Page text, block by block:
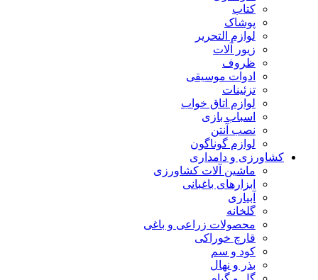
کتاب
پوشاک
لوازم التحریر
زیور آلات
ظروف
ادوات موسیقی
تزئینات
لوازم اتاق خواب
اسباب بازی
نصب آنتن
لوازم گوناگون
کشاورزی و دامداری
ماشین آلات کشاورزی
ابزارهای باغبانی
آبیاری
گلخانه
محصولات زراعی و باغی
قارچ خوراکی
کود و سم
بذر و نهال